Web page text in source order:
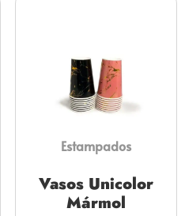
Estampados
Vasos Unicolor
Mármol